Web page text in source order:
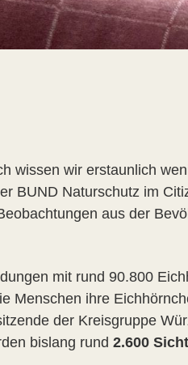
wissen wir erstaunlich
BUND Naturschutz im
aus der
mit rund 90.800
Menschen ihre
der Kreisgruppe
bislang rund 2.600